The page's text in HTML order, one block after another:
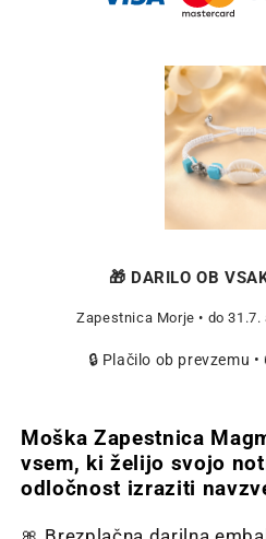
🎁 DARILO OB
Zapestnica Morje • do
🔒 Plačilo ob prevzemu
Moška Zapestnica
vsem, ki želijo svojo
odločnost izraziti